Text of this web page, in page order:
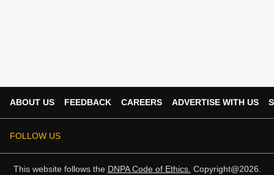
ABOUT US FEEDBACK CAREERS ADVERTISE WITH US
FOLLOW US
This website follows the DNPA Code of Ethics. Copyright@2026.